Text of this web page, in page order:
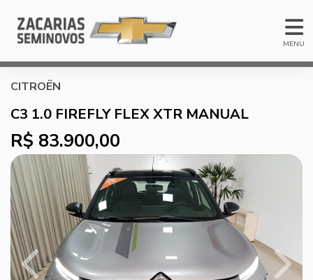
MENU
CITROËN
C3 1.0 FIREFLY FLEX XTR MANUAL
R$ 83.900,00
Previous Next